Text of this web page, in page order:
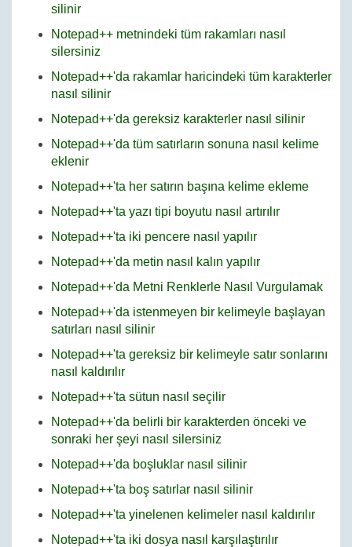
silinir
Notepad++ metnindeki tüm rakamları nasıl
silersiniz
Notepad++'da rakamlar haricindeki tüm karakterler
nasıl silinir
Notepad++'da gereksiz karakterler nasıl silinir
Notepad++'da tüm satırların sonuna nasıl kelime
eklenir
Notepad++'ta her satırın başına kelime ekleme
Notepad++'ta yazı tipi boyutu nasıl artırılır
Notepad++'ta iki pencere nasıl yapılır
Notepad++'da metin nasıl kalın yapılır
Notepad++'da Metni Renklerle Nasıl Vurgulamak
Notepad++'da istenmeyen bir kelimeyle başlayan
satırları nasıl silinir
Notepad++'ta gereksiz bir kelimeyle satır sonlarını
nasıl kaldırılır
Notepad++'ta sütun nasıl seçilir
Notepad++'da belirli bir karakterden önceki ve
sonraki her şeyi nasıl silersiniz
Notepad++'da boşluklar nasıl silinir
Notepad++'ta boş satırlar nasıl silinir
Notepad++'ta yinelenen kelimeler nasıl kaldırılır
Notepad++'ta iki dosya nasıl karşılaştırılır